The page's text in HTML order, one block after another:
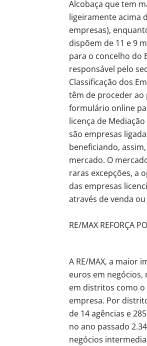
Alcobaça que tem
ligeiramente acima
empresas),
dispõem de 11 e 9
para o concelho do
responsável pelo
Classificação dos
têm de proceder ao
formulário online
licença de
são empresas
beneficiando,
mercado. O
raras excepções, a
das empresas
através de venda
RE/MAX REFORÇA
A RE/MAX, a maior
euros em negócios,
em distritos como
empresa. Por
de 14 agências e
no ano passado
negócios